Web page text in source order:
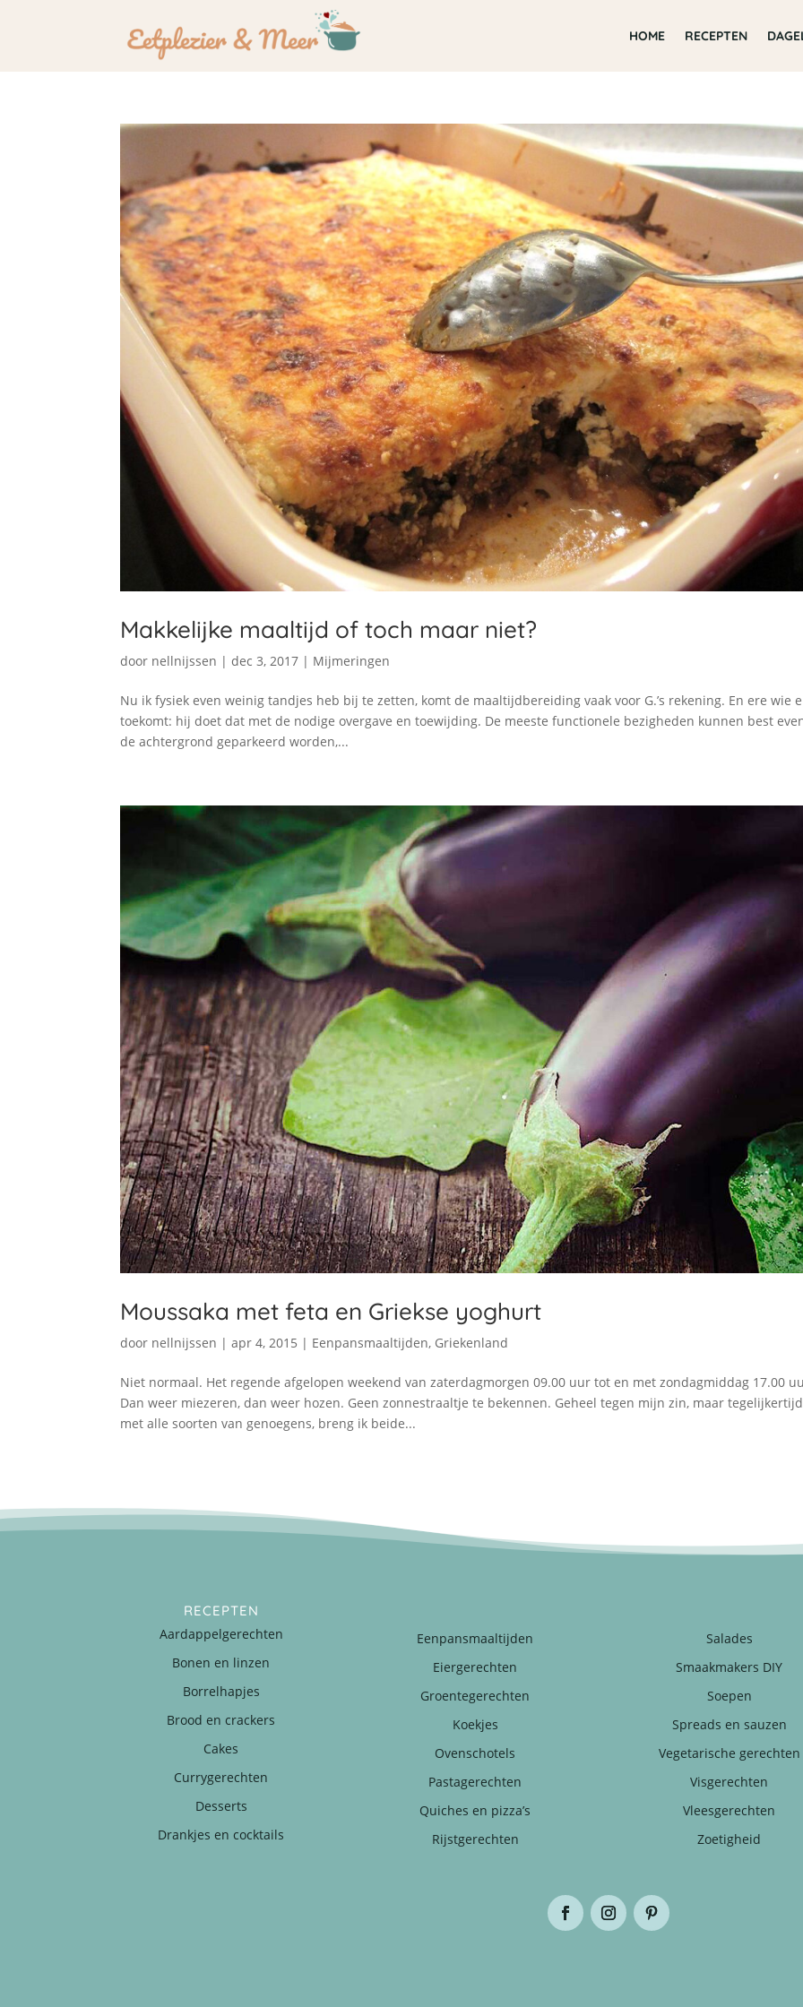
HOME RECEPTEN
Makkelijke maaltijd of toch maar niet?
door nellnijssen |dec 3, 2017 | Mijmeringen
Nu ik fysiek even weinig tandjes heb bij te zetten, komt de maaltijdbereiding vaak voor G.’s rekening. En ere wie
toekomt: hij doet dat met de nodige overgave en toewijding. De meeste functionele bezigheden kunnen best
de achtergrond geparkeerd worden,...
Moussaka met feta en Griekse yoghurt
door nellnijssen |apr 4, 2015 | Eenpansmaaltijden, Griekenland
Niet normaal. Het regende afgelopen weekend van zaterdagmorgen 09.00 uur tot en met zondagmiddag 17.00
Dan weer miezeren, dan weer hozen. Geen zonnestraaltje te bekennen. Geheel tegen mijn zin, maar tegelijkertijd
met alle soorten van genoegens, breng ik beide...
RECEPTEN
Aardappelgerechten
Bonen en linzen
Borrelhapjes
Brood en crackers
Cakes
Currygerechten
Desserts
Drankjes en cocktails
Eenpansmaaltijden
Eiergerechten
Groentegerechten
Koekjes
Ovenschotels
Pastagerechten
Quiches en pizza’s
Rijstgerechten
Salades
Smaakmakers DIY
Soepen
Spreads en sauzen
Vegetarische gerechten
Visgerechten
Vleesgerechten
Zoetigheid